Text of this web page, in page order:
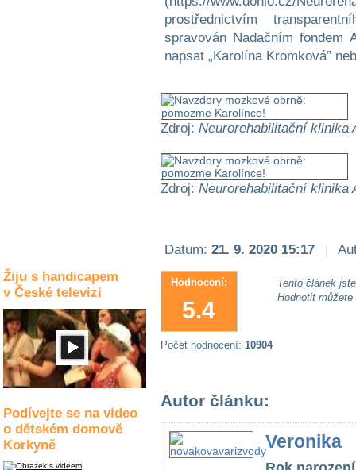
Žiju s handicapem
v České televizi
Podívejte se na video
o dětském domově
Korkyně
prostřednictvím
spravován Nadačním fondem
napsat „Karolína Kromková”
Zdroj: Neurorehabilitační klinika
Zdroj: Neurorehabilitační klinika
Datum: 21. 9. 2020 15:17 |
Hodnocení:
5.4
Tento článek
Hodnotit
Počet hodnocení: 10904
Autor článku:
Veronika